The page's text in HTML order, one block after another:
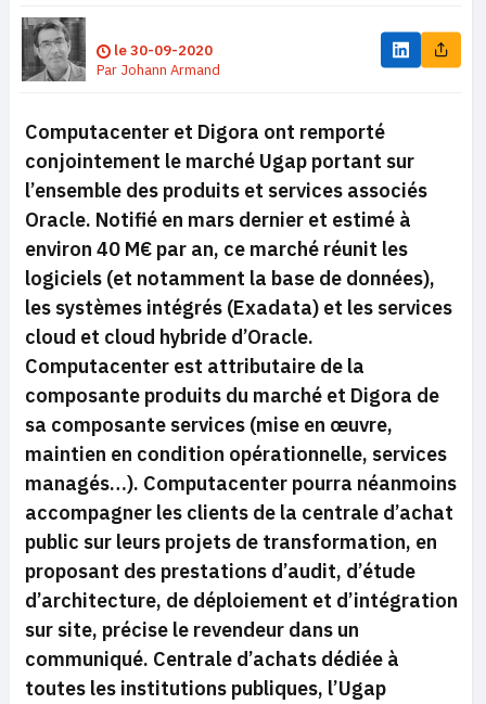
le30-09-2020
Par Johann Armand
Computacenter et Digora ont remporté
conjointement le marché Ugap portant sur
l’ensemble des produits et services associés
Oracle. Notifié en mars dernier et estimé à
environ 40 M€ par an, ce marché réunit les
logiciels (et notamment la base de données),
les systèmes intégrés (Exadata) et les services
cloud et cloud hybride d’Oracle.
Computacenter est attributaire de la
composante produits du marché et Digora de
sa composante services (mise en œuvre,
maintien en condition opérationnelle, services
managés…). Computacenter pourra néanmoins
accompagner les clients de la centrale d’achat
public sur leurs projets de transformation, en
proposant des prestations d’audit, d’étude
d’architecture, de déploiement et d’intégration
sur site, précise le revendeur dans un
communiqué. Centrale d’achats dédiée à
toutes les institutions publiques, l’Ugap